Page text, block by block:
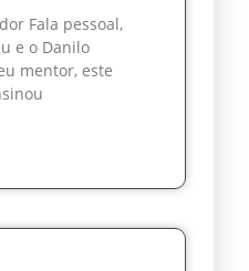
Fala pessoal,
e o Danilo
mentor, este